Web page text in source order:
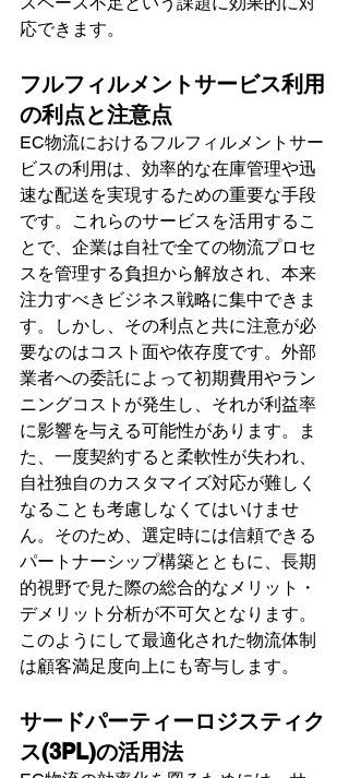
応できます。
フルフィルメントサービス利用
の利点と注意点
EC物流におけるフルフィルメントサー
ビスの利用は、効率的な在庫管理や迅
速な配送を実現するための重要な手段
です。これらのサービスを活用するこ
とで、企業は自社で全ての物流プロセ
スを管理する負担から解放され、本来
注力すべきビジネス戦略に集中できま
す。しかし、その利点と共に注意が必
要なのはコスト面や依存度です。外部
業者への委託によって初期費用やラン
ニングコストが発生し、それが利益率
に影響を与える可能性があります。ま
た、一度契約すると柔軟性が失われ、
自社独自のカスタマイズ対応が難しく
なることも考慮しなくてはいけませ
ん。そのため、選定時には信頼できる
パートナーシップ構築とともに、長期
的視野で見た際の総合的なメリット・
デメリット分析が不可欠となります。
このようにして最適化された物流体制
は顧客満足度向上にも寄与します。
サードパーティーロジスティク
ス(3PL)の活用法